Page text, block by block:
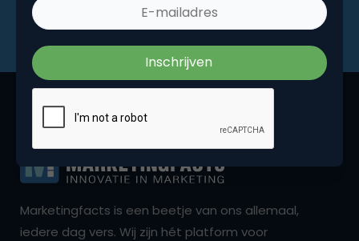
Marketingfacts is een beetje van ons allemaal,
iedere dag vers. Wij zijn hét platform voor